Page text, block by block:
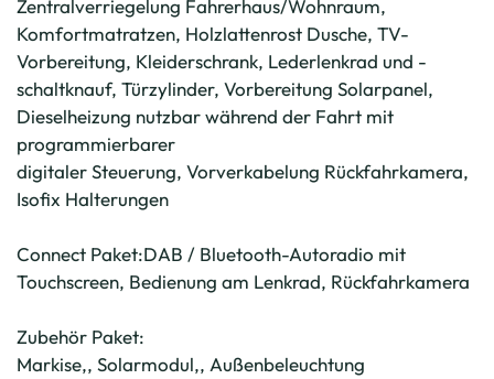
Zentralverriegelung Fahrerhaus/Wohnraum,
Komfortmatratzen, Holzlattenrost Dusche, TV-
Vorbereitung, Kleiderschrank, Lederlenkrad und -
schaltknauf, Türzylinder, Vorbereitung Solarpanel,
Dieselheizung nutzbar während der Fahrt mit
programmierbarer
digitaler Steuerung, Vorverkabelung Rückfahrkamera,
Isofix Halterungen
Connect Paket:DAB / Bluetooth-Autoradio mit
Touchscreen, Bedienung am Lenkrad, Rückfahrkamera
Zubehör Paket:
Markise,, Solarmodul,, Außenbeleuchtung